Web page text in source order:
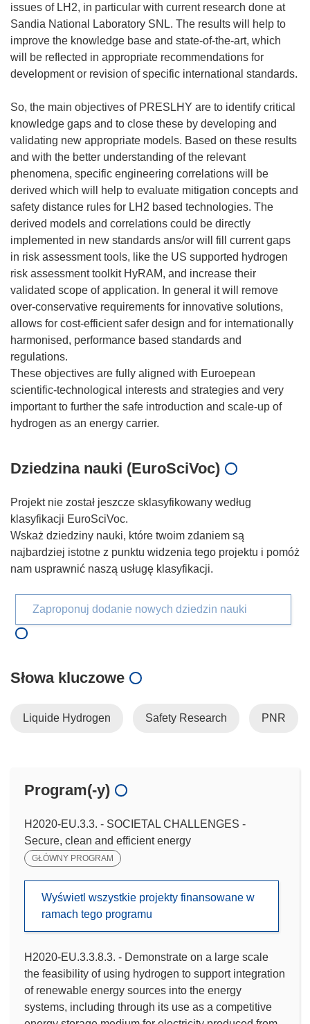
issues of LH2, in particular with current research done at
Sandia National Laboratory SNL. The results will help to
improve the knowledge base and state-of-the-art, which
will be reflected in appropriate recommendations for
development or revision of specific international standards.
So, the main objectives of PRESLHY are to identify critical
knowledge gaps and to close these by developing and
validating new appropriate models. Based on these results
and with the better understanding of the relevant
phenomena, specific engineering correlations will be
derived which will help to evaluate mitigation concepts and
safety distance rules for LH2 based technologies. The
derived models and correlations could be directly
implemented in new standards ans/or will fill current gaps
in risk assessment tools, like the US supported hydrogen
risk assessment toolkit HyRAM, and increase their
validated scope of application. In general it will remove
over-conservative requirements for innovative solutions,
allows for cost-efficient safer design and for internationally
harmonised, performance based standards and
regulations.
These objectives are fully aligned with Euroepean
scientific-technological interests and strategies and very
important to further the safe introduction and scale-up of
Dziedzina nauki (EuroSciVoc)
Projekt nie został jeszcze sklasyfikowany według
klasyfikacji EuroSciVoc.
Wskaż dziedziny nauki, które twoim zdaniem są
najbardziej istotne z punktu widzenia tego projektu i pomóż
nam usprawnić naszą usługę klasyfikacji.
Zaproponuj dodanie nowych dziedzin nauki
Słowa kluczowe
Liquide Hydrogen Safety Research PNR
Program(-y)
H2020-EU.3.3. - SOCIETAL CHALLENGES -
Secure, clean and efficient energy
GŁÓWNY PROGRAM
Wyświetl wszystkie projekty finansowane w
ramach tego programu
H2020-EU.3.3.8.3. - Demonstrate on a large scale
the feasibility of using hydrogen to support integration
of renewable energy sources into the energy
systems, including through its use as a competitive